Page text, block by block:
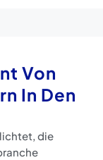
Von
In Den
die